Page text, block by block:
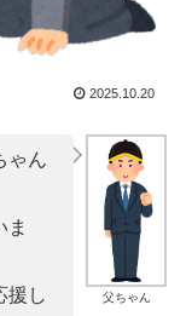
2025.10.20
父ちゃん
ゃん
ま
援し